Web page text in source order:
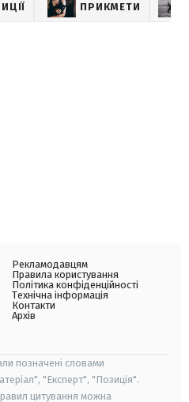
ПРИКМЕТИ
Рекламодавцям
Правила користування
Політика конфіденційності
Технічна інформація
Контакти
Архів
позначені словами
"Експерт", "Позиція".
цитування можна